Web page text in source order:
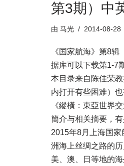
第3期）中
由 马光 2014-08-28
《国家航海》第8
据库可以下载第1-7
本目录来自陈佳荣
内打开有些困难）
《縱橫：東亞世界
簡介与相关摘要，
2015年8月上海国
洲海上丝绸之路的
美、澳、日等地的